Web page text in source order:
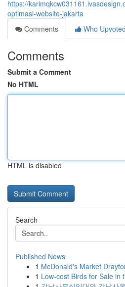
https://
optimasi-website-jakarta
Comments
Who Upvoted
Comments
Submit a Comment
No HTML
HTML is disabled
Search
Published News
1 McDonald's Market
1 Low-cost Birds for Sale in